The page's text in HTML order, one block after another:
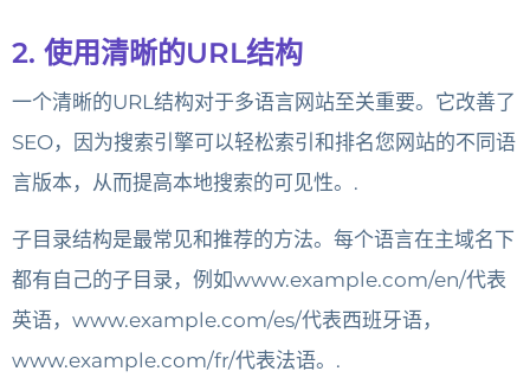
2. 使用清晰的URL结构
一个清晰的URL结构对于多语言网站至关重要。它改善了
SEO，因为搜索引擎可以轻松索引和排名您网站的不同语
言版本，从而提高本地搜索的可见性。.
子目录结构是最常见和推荐的方法。每个语言在主域名下
都有自己的子目录，例如www.example.com/en/代表
英语，www.example.com/es/代表西班牙语，
www.example.com/fr/代表法语。.